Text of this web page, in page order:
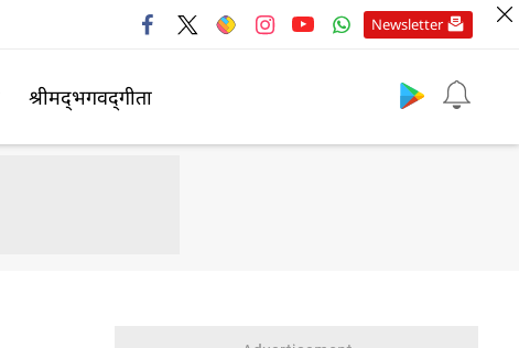
Newsletter
श्रीमद्‍भगवद्‍गीता